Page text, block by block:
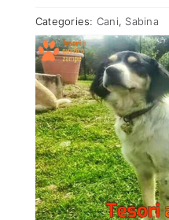
ADOTTATI O RITROVATI
ATTUALITÀ
VIDEO
CHI SIAMO
Categories: Cani, Sabina